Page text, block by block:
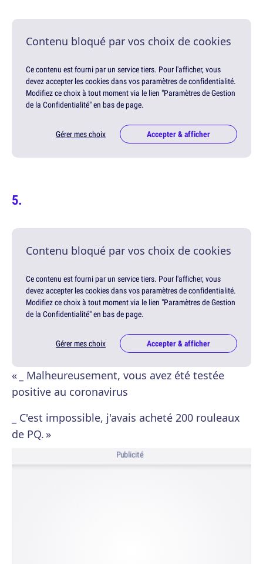
Contenu bloqué par vos choix de cookies
Ce contenu est fourni par un service tiers. Pour l'afficher, vous
devez accepter les cookies dans vos paramètres de confidentialité.
Modifiez ce choix à tout moment via le lien "Paramètres de Gestion
de la Confidentialité" en bas de page.
Gérer mes choix Accepter & afficher
Contenu bloqué par vos choix de cookies
Ce contenu est fourni par un service tiers. Pour l'afficher, vous
devez accepter les cookies dans vos paramètres de confidentialité.
Modifiez ce choix à tout moment via le lien "Paramètres de Gestion
de la Confidentialité" en bas de page.
Gérer mes choix Accepter & afficher
« _ Malheureusement, vous avez été testée
positive au coronavirus
_ C'est impossible, j'avais acheté 200 rouleaux
de PQ. »
Publicité